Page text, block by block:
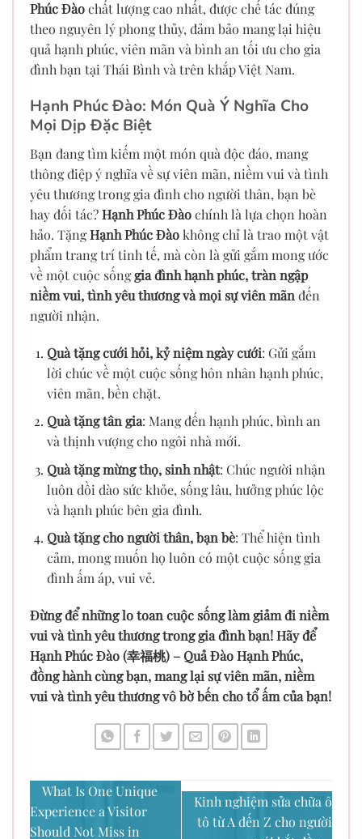
Phúc Đàochất lượng cao nhất, được chế tác đúng
theo nguyên lý phong thủy, đảm bảo mang lại hiệu
quả hạnh phúc, viên mãn và bình an tối ưu cho gia
đình bạn tại Thái Bình và trên khắp Việt Nam.
Hạnh Phúc Đào: Món Quà Ý Nghĩa Cho
Mọi Dịp Đặc Biệt
Bạn đang tìm kiếm một món quà độc đáo, mang
thông điệp ý nghĩa về sự viên mãn, niềm vui và tình
yêu thương trong gia đình cho người thân, bạn bè
hay đối tác?Hạnh Phúc Đàochính là lựa chọn hoàn
hảo. TặngHạnh Phúc Đàokhông chỉ là trao một vật
phẩm trang trí tinh tế, mà còn là gửi gắm mong ước
về một cuộc sốnggia đình hạnh phúc, tràn ngập
niềm vui, tình yêu thương và mọi sự viên mãn đến
người nhận.
Quà tặng cưới hỏi, kỷ niệm ngày cưới: Gửi gắm
lời chúc về một cuộc sống hôn nhân hạnh phúc,
viên mãn, bền chặt.
Quà tặng tân gia: Mang đến hạnh phúc, bình an
và thịnh vượng cho ngôi nhà mới.
Quà tặng mừng thọ, sinh nhật: Chúc người nhận
luôn dồi dào sức khỏe, sống lâu, hưởng phúc lộc
và hạnh phúc bên gia đình.
Quà tặng cho người thân, bạn bè: Thể hiện tình
cảm, mong muốn họ luôn có một cuộc sống gia
đình ấm áp, vui vẻ.
Đừng để những lo toan cuộc sống làm giảm đi niềm
vui và tình yêu thương trong gia đình bạn! Hãy để
Hạnh Phúc Đào (幸福桃) – Quả Đào Hạnh Phúc,
đồng hành cùng bạn, mang lại sự viên mãn, niềm
vui và tình yêu thương vô bờ bến cho tổ ấm của bạn!
What Is One Unique
Experience a Visitor
Should Not Miss in
Kinh nghiệm sửa chữa ô
tô từ A đến Z cho người